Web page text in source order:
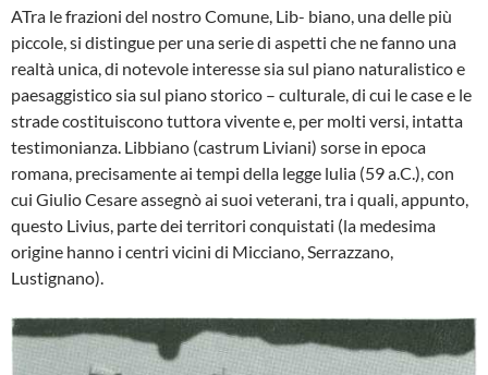
ATra le frazioni del nostro Comune, Lib- biano, una delle più
piccole, si distingue per una serie di aspetti che ne fanno una
realtà unica, di notevole interesse sia sul piano naturalistico e
paesaggistico sia sul piano storico – culturale, di cui le case e le
strade costituiscono tuttora vivente e, per molti versi, intatta
testimonianza. Libbiano (castrum Liviani) sorse in epo­ca
romana, precisamente ai tempi della legge lulia (59 a.C.), con
cui Giulio Cesa­re assegnò ai suoi veterani, tra i quali, ap­punto,
questo Livius, parte dei territori conquistati (la medesima
origine hanno i centri vicini di Micciano, Serrazzano,
Lustignano).